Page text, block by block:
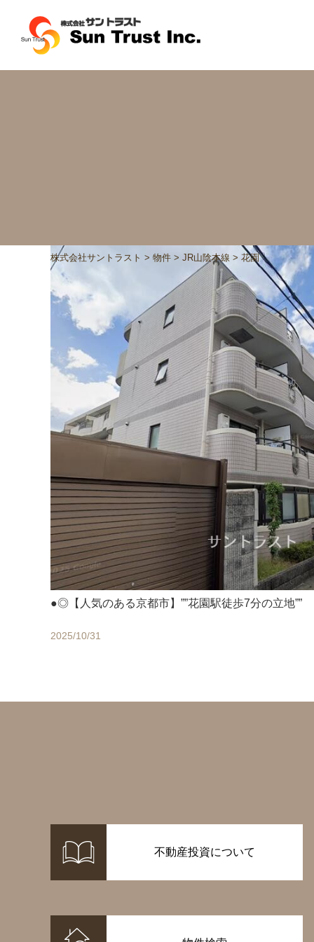
株式会社サントラスト > 物件 > JR山陰本線 > 花園
●◎【人気のある京都市】””花園駅徒歩7分の立地””
2025/10/31
不動産投資について